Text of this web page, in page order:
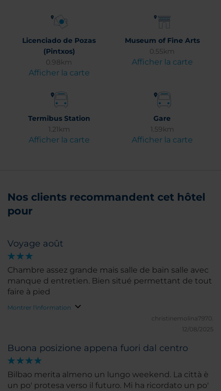
Licenciado de Pozas
(Pintxos)
0.98km
Afficher la carte
Museum of Fine Arts
0.55km
Afficher la carte
Termibus Station
1.21km
Afficher la carte
Gare
1.59km
Afficher la carte
Nos clients recommandent cet hôtel
pour
Voyage août
Chambre assez grande mais salle de bain salle avec
manque d entretien. Bien situé permettant de tout
faire à pied
Montrer l'information
christinemolina7970.
12/08/2025
Buona posizione appena fuori dal centro
Bilbao merita almeno un lungo weekend. La città è
un po' protesa verso il futuro. Mi ha ricordato un po'